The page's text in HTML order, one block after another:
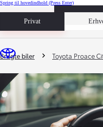
Spring til hovedindhold (Press Enter)
Privat
Book prøvetur
Du er her
Brugte biler Toyota Proace